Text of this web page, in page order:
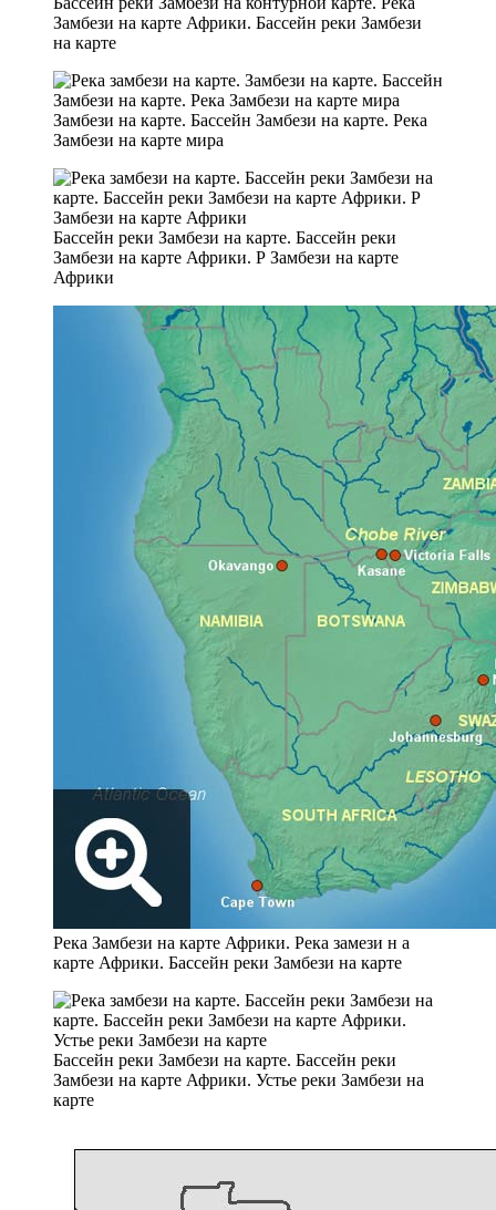
Замбези на карте Африки. Бассейн реки Замбези
на карте
Замбези на карте. Бассейн Замбези на карте. Река
Замбези на карте мира
Бассейн реки Замбези на карте. Бассейн реки
Замбези на карте Африки. Р Замбези на карте
Африки
Река Замбези на карте Африки. Река замези н а
карте Африки. Бассейн реки Замбези на карте
Бассейн реки Замбези на карте. Бассейн реки
Замбези на карте Африки. Устье реки Замбези на
карте